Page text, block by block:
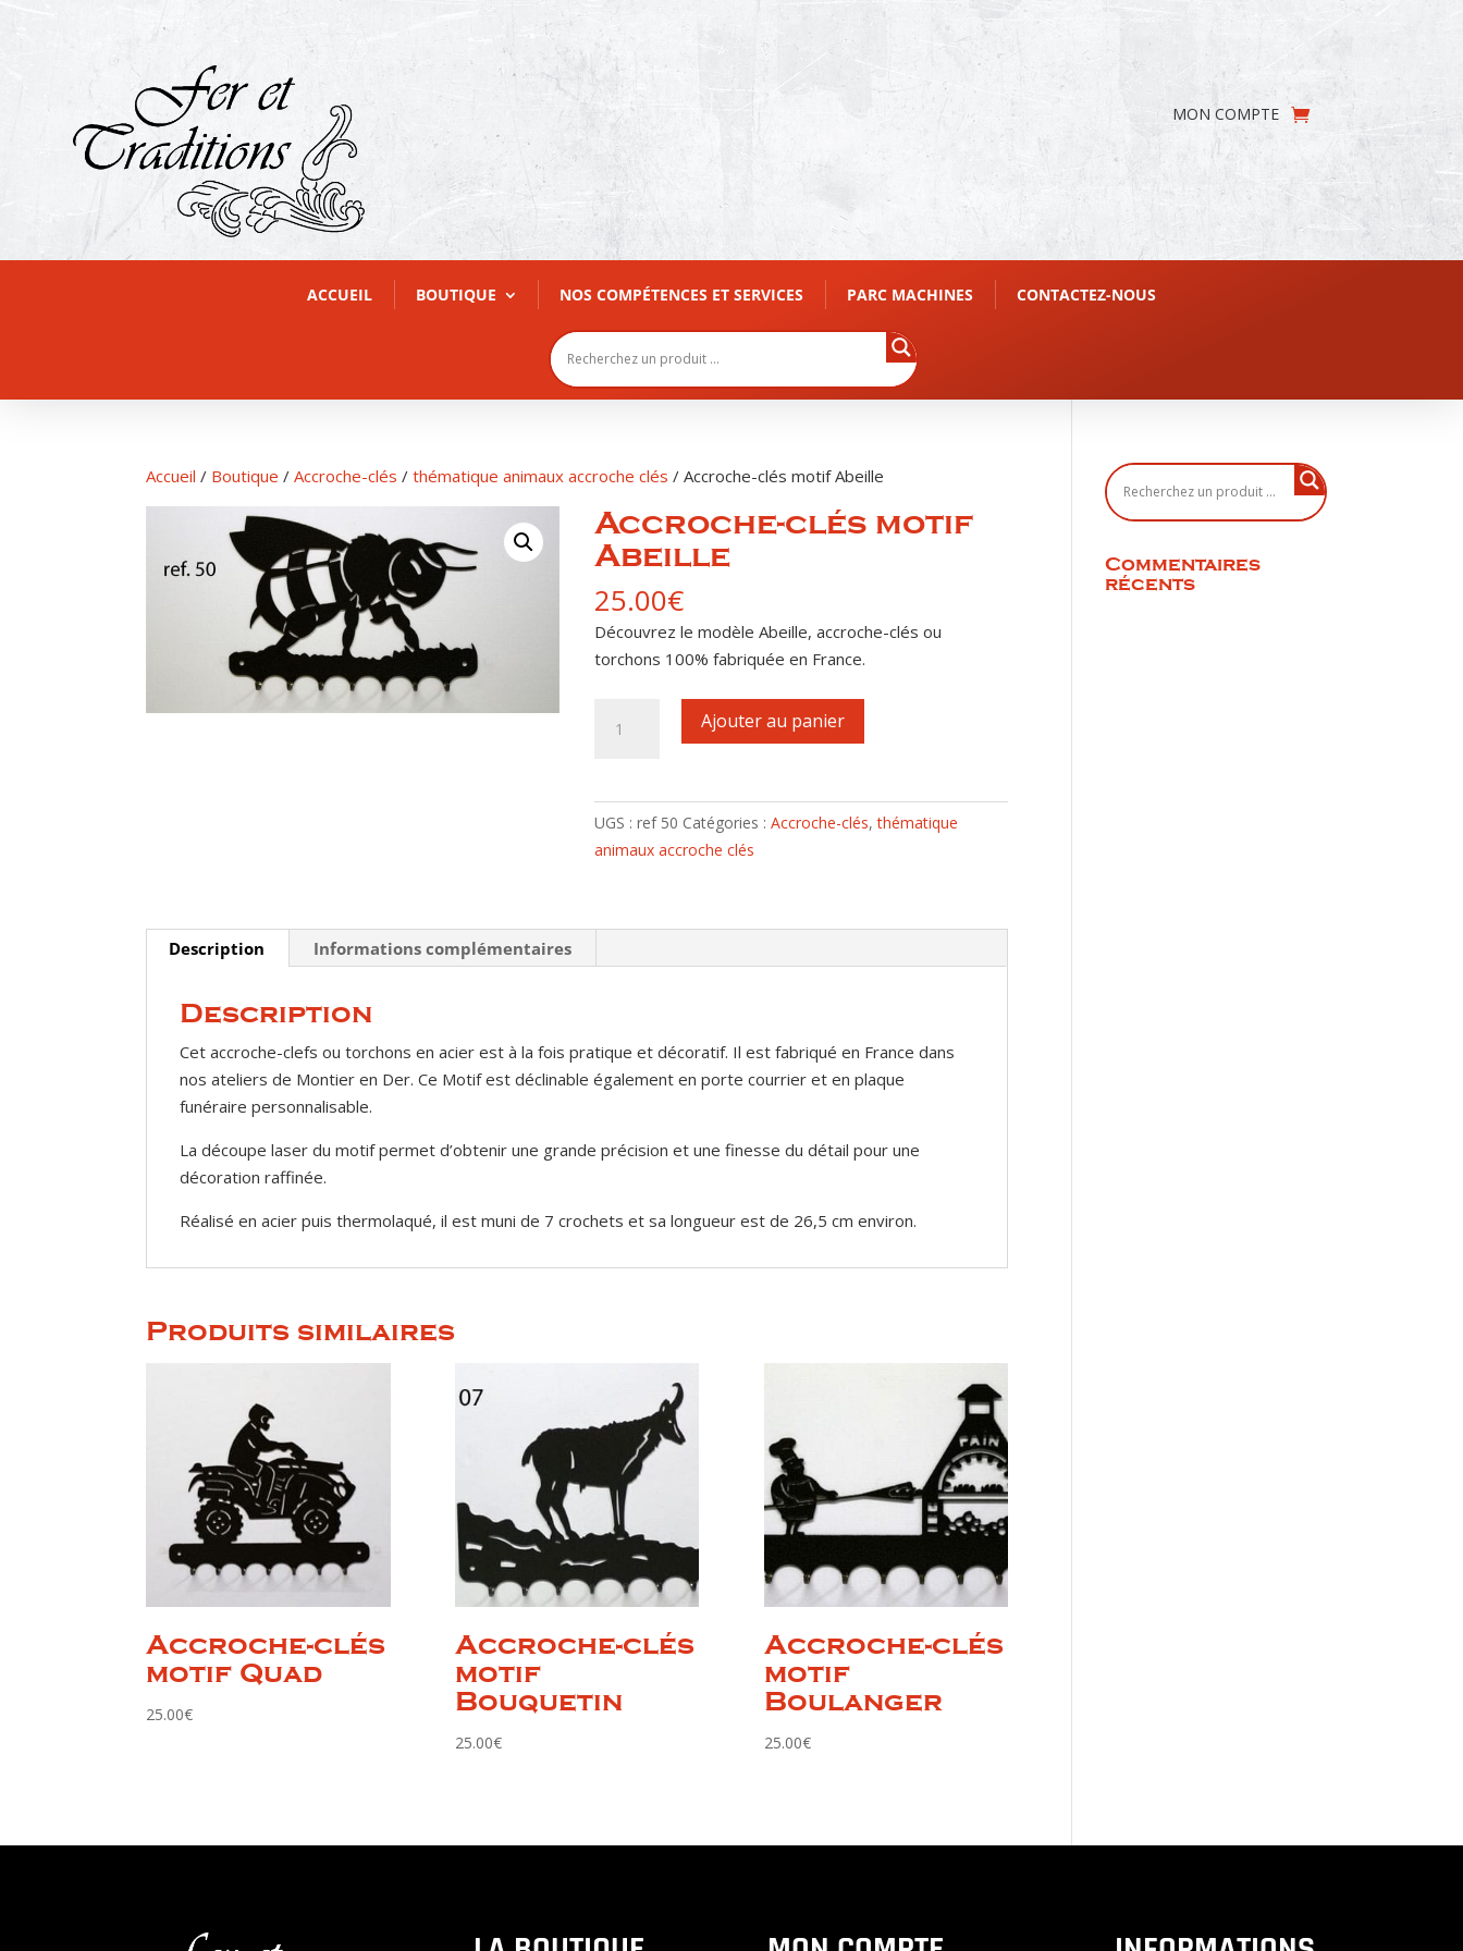
MON COMPTE
ACCUEIL BOUTIQUE NOS COMPÉTENCES ET SERVICES PARC MACHINES CONTACTEZ-NOUS
Accueil / Boutique /Accroche-clés /thématique animaux accroche clés / Accroche-clés motif Abeille
Accroche-clés motif
Abeille
25.00€
Découvrez le modèle Abeille, accroche-clés ou
torchons 100% fabriquée en France.
motif
Abeille
Ajouter au panier
UGS :ref 50 Catégories :Accroche-clés,thématique
animaux accroche clés
Description Informations complémentaires
Description
Cet accroche-clefs ou torchons en acier est à la fois pratique et décoratif. Il est fabriqué en France dans
nos ateliers de Montier en Der. Ce Motif est déclinable également en porte courrier et en plaque
funéraire personnalisable.
La découpe laser du motif permet d’obtenir une grande précision et une finesse du détail pour une
décoration raffinée.
Réalisé en acier puis thermolaqué, il est muni de 7 crochets et sa longueur est de 26,5 cm environ.
Produits similaires
Accroche-clés
motif Quad
25.00€
Accroche-clés
motif
Bouquetin
25.00€
Accroche-clés
motif
Boulanger
25.00€
Commentaires
récents